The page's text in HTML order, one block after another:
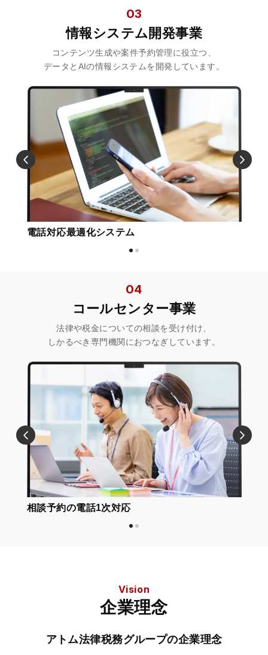
03
情報システム開発事業
コンテンツ生成や案件予約管理に役立つ、
データとAIの情報システムを開発しています。
電話対応最適化システム
04
コールセンター事業
法律や税金についての相談を受け付け、
しかるべき専門機関におつなぎしています。
相談予約の電話1次対応
Vision
企業理念
アトム法律税務グループの企業理念